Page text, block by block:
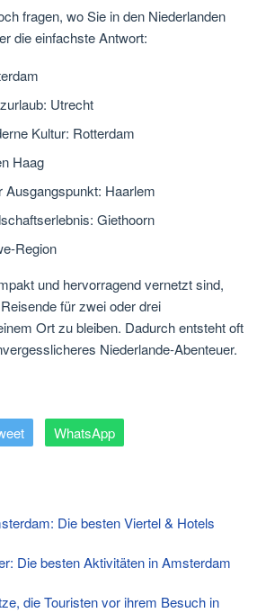
fragen, wo Sie in den Niederlanden
die einfachste Antwort:
Utrecht
Kultur: Rotterdam
Haag
Ausgangspunkt: Haarlem
Giethoorn
Region
und hervorragend vernetzt sind,
fürzwei oder drei
Ort zu bleiben. Dadurch entsteht oft
Niederlande-Abenteuer.
WhatsApp
Die besten Viertel & Hotels
Die besten Aktivitäten in Amsterdam
die Touristen vor ihrem Besuch in